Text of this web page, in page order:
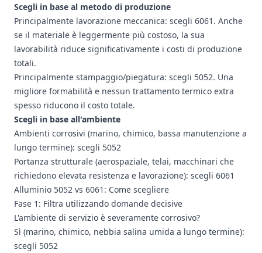
Scegli in base al metodo di produzione
Principalmente lavorazione meccanica: scegli 6061. Anche
se il materiale è leggermente più costoso, la sua
lavorabilità riduce significativamente i costi di produzione
totali.
Principalmente stampaggio/piegatura: scegli 5052. Una
migliore formabilità e nessun trattamento termico extra
spesso riducono il costo totale.
Scegli in base all'ambiente
Ambienti corrosivi (marino, chimico, bassa manutenzione a
lungo termine): scegli 5052
Portanza strutturale (aerospaziale, telai, macchinari che
richiedono elevata resistenza e lavorazione): scegli 6061
Alluminio 5052 vs 6061: Come scegliere
Fase 1: Filtra utilizzando domande decisive
L'ambiente di servizio è severamente corrosivo?
Sì (marino, chimico, nebbia salina umida a lungo termine):
scegli 5052